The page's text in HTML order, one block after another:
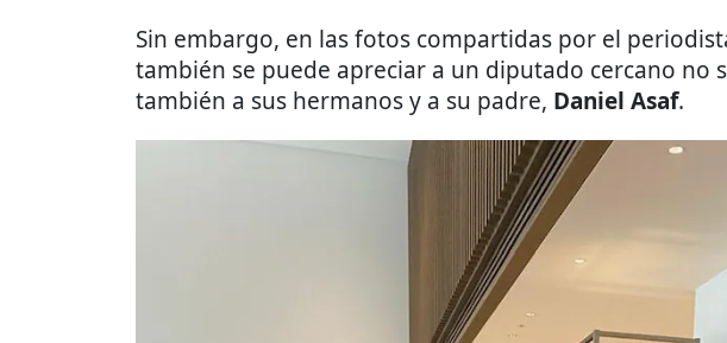
Sin embargo, en las fotos compartidas por el
también se puede apreciar a un diputado cercano no
también a sus hermanos y a su padre, Daniel Asaf.